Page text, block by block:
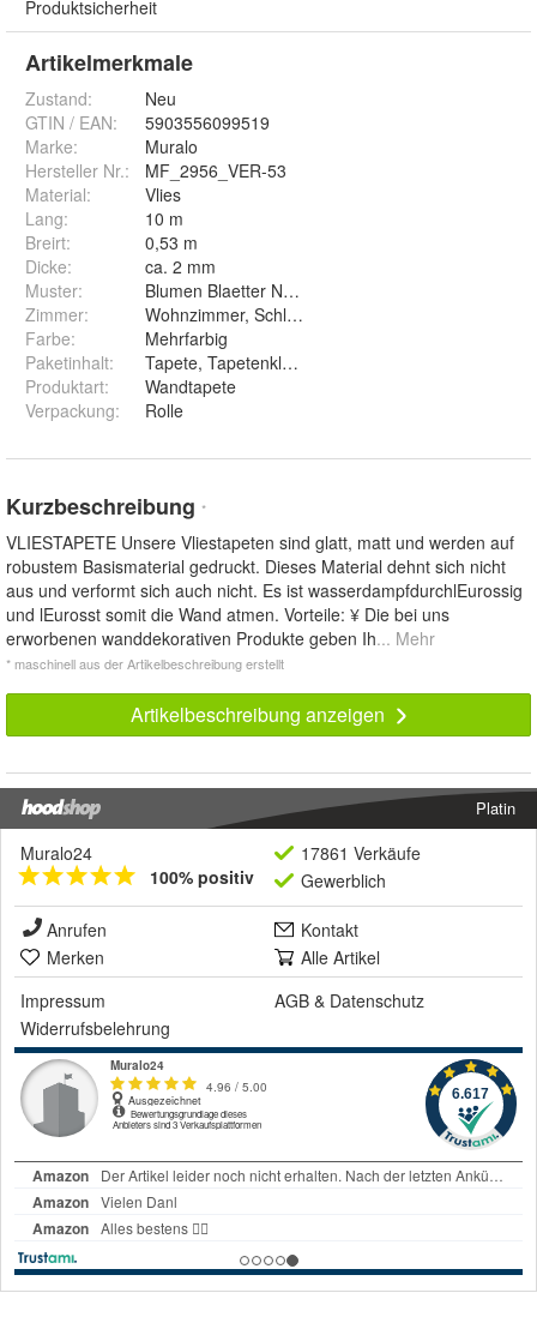
Produktsicherheit
Artikelmerkmale
Zustand:
Neu
GTIN / EAN:
5903556099519
Marke:
Muralo
Hersteller Nr.:
MF_2956_VER-53
Material:
Vlies
Lang:
10 m
Breirt:
0,53 m
Dicke:
ca. 2 mm
Muster:
Blumen Blaetter Natur Pflanzen Knospen
Zimmer:
Wohnzimmer, Schlafzimmer, Arbeitszimmer,
Farbe:
Mehrfarbig
Paketinhalt:
Tapete, Tapetenkleister, Montageanleitung
Produktart:
Wandtapete
Verpackung: Rolle
Kurzbeschreibung *
VLIESTAPETE Unsere Vliestapeten sind glatt, matt und werden auf
robustem Basismaterial gedruckt. Dieses Material dehnt sich nicht
aus und verformt sich auch nicht. Es ist wasserdampfdurchlEurossig
und lEurosst somit die Wand atmen. Vorteile: ¥ Die bei uns
erworbenen wanddekorativen Produkte geben Ih... Mehr
* maschinell aus der Artikelbeschreibung erstellt
Artikelbeschreibung anzeigen
Platin
Muralo24
100% positiv
17861 Verkäufe
Gewerblich
Anrufen
Kontakt
Merken
Alle Artikel
Impressum
AGB & Datenschutz
Widerrufsbelehrung